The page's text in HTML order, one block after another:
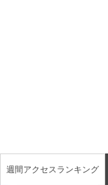
週間アクセスランキング